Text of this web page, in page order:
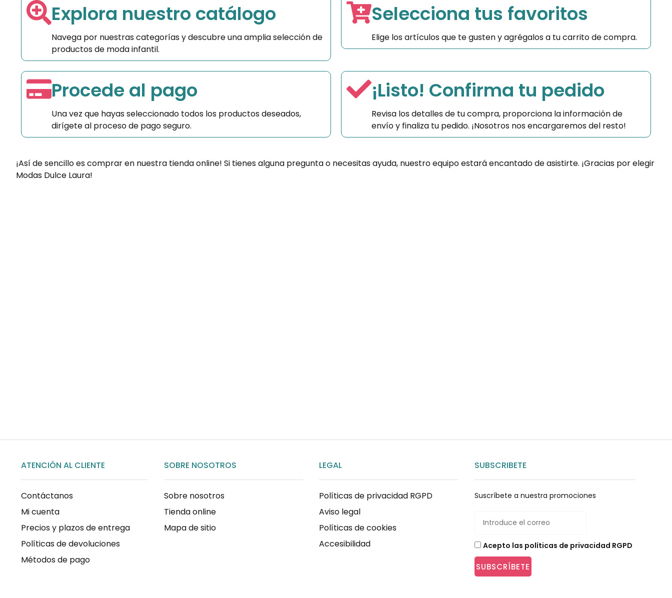
Explora nuestro catálogo
Navega por nuestras categorías y descubre una amplia selección de
productos de moda infantil.
Selecciona tus favoritos
Elige los artículos que te gusten y agrégalos a tu carrito de compra.
Procede al pago
Una vez que hayas seleccionado todos los productos deseados,
dirígete al proceso de pago seguro.
¡Listo! Confirma tu pedido
Revisa los detalles de tu compra, proporciona la información de
envío y finaliza tu pedido. ¡Nosotros nos encargaremos del resto!
¡Así de sencillo es comprar en nuestra tienda online! Si tienes alguna pregunta o necesitas ayuda, nuestro equipo estará encantado de asistirte. ¡Gracias por elegir
Modas Dulce Laura!
ATENCIÓN AL CLIENTE
Contáctanos
Mi cuenta
Precios y plazos de entrega
Políticas de devoluciones
Métodos de pago
SOBRE NOSOTROS
Sobre nosotros
Tienda online
Mapa de sitio
LEGAL
Políticas de privacidad RGPD
Aviso legal
Políticas de cookies
Accesibilidad
SUBSCRIBETE
Suscríbete a nuestra promociones
Acepto las políticas de privacidad RGPD
SUBSCRÍBETE